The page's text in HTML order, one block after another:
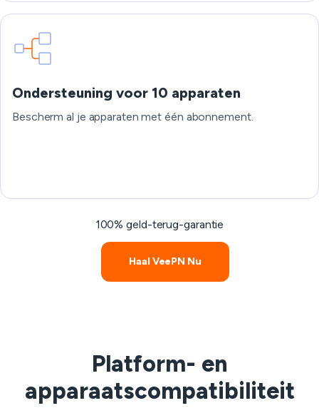
Ondersteuning voor 10 apparaten
Bescherm al je apparaten met één abonnement.
100% geld-terug-garantie
Haal VeePN Nu
Platform- en
apparaatscompatibiliteit